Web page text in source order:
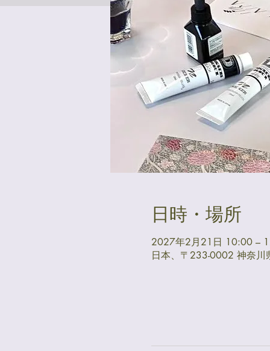
日時・場所
2027年2月21日 10:00 –
日本、〒233-0002 神奈川